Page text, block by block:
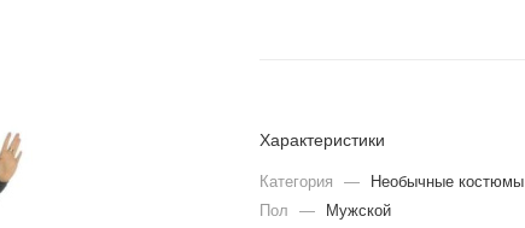
Характеристики
Категория —
Необычные костюмы
Пол
—
Мужской